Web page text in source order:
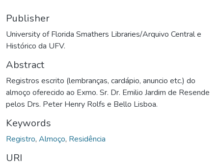
Publisher
University of Florida Smathers Libraries/Arquivo Central e
Histórico da UFV.
Abstract
Registros escrito (lembranças, cardápio, anuncio etc.) do
almoço oferecido ao Exmo. Sr. Dr. Emilio Jardim de Resende
pelos Drs. Peter Henry Rolfs e Bello Lisboa.
Keywords
Registro, Almoço, Residência
URI